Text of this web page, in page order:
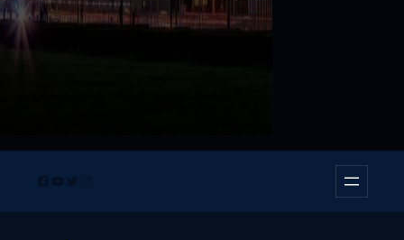
Facebook
YouTube
TwitterInstagram